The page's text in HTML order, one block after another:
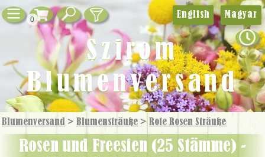
0
Blumenversand > Blumensträuße > Rote Rosen Sträuße
Rosen und Freesien (25 Stämme) -
English Magyar
Szirom
Blumenversand